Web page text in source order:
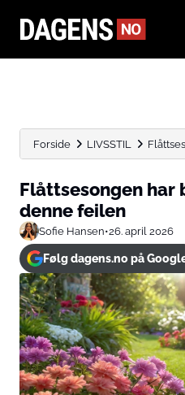
Forside LIVSSTIL
Flåttsesongen har
denne feilen
Sofie Hansen•26. april 2026
Følg dagens.no på